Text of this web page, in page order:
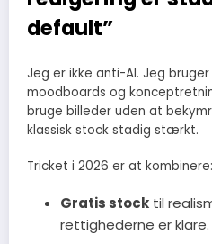
default”
Jeg er ikke anti-AI. Jeg
moodboards og
bruge billeder uden at
klassisk stock stadig stærkt.
Tricket i 2026 er at kombinere:
Gratis stocktil
rettighederne er klare.